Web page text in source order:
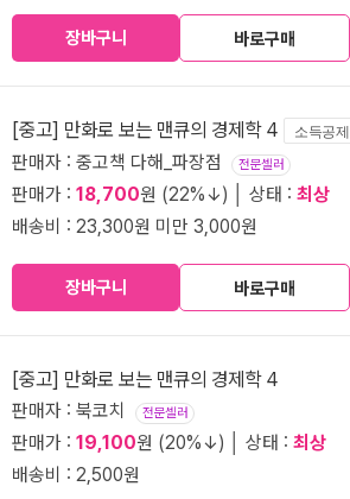
장바구니 바로구매
[중고] 만화로 보는 맨큐의 경제학 4 소득공제
판매자 : 중고책 다해_파장점 전문셀러
판매가 : 18,700원 (22%↓) │ 상태 : 최상
배송비 : 23,300원 미만 3,000원
장바구니 바로구매
[중고] 만화로 보는 맨큐의 경제학 4
판매자 : 북코치 전문셀러
판매가 : 19,100원 (20%↓) │ 상태 : 최상
배송비 : 2,500원